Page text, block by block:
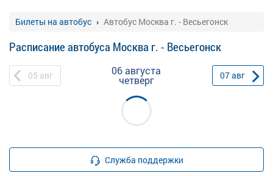
Билеты на автобус Автобус Москва г. - Весьегонск
Расписание автобуса Москва г. - Весьегонск
05 авг 06 августа
четверг 07авг
Служба поддержки